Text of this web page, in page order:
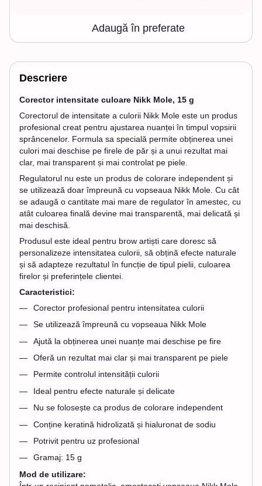
Adaugă în preferate
Descriere
Corector intensitate culoare Nikk Mole, 15 g
Corectorul de intensitate a culorii Nikk Mole este un produs
profesional creat pentru ajustarea nuanței în timpul vopsirii
sprâncenelor. Formula sa specială permite obținerea unei
culori mai deschise pe firele de păr și a unui rezultat mai
clar, mai transparent și mai controlat pe piele.
Regulatorul nu este un produs de colorare independent și
se utilizează doar împreună cu vopseaua Nikk Mole. Cu cât
se adaugă o cantitate mai mare de regulator în amestec, cu
atât culoarea finală devine mai transparentă, mai delicată și
mai deschisă.
Produsul este ideal pentru brow artiști care doresc să
personalizeze intensitatea culorii, să obțină efecte naturale
și să adapteze rezultatul în funcție de tipul pielii, culoarea
firelor și preferințele clientei.
Caracteristici:
Corector profesional pentru intensitatea culorii
Se utilizează împreună cu vopseaua Nikk Mole
Ajută la obținerea unei nuanțe mai deschise pe fire
Oferă un rezultat mai clar și mai transparent pe piele
Permite controlul intensității culorii
Ideal pentru efecte naturale și delicate
Nu se folosește ca produs de colorare independent
Conține keratină hidrolizată și hialuronat de sodiu
Potrivit pentru uz profesional
Gramaj: 15 g
Mod de utilizare: